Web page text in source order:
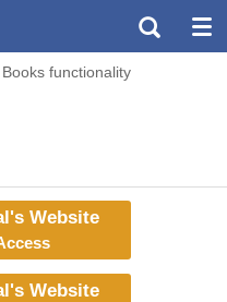
functionality
Website
Website